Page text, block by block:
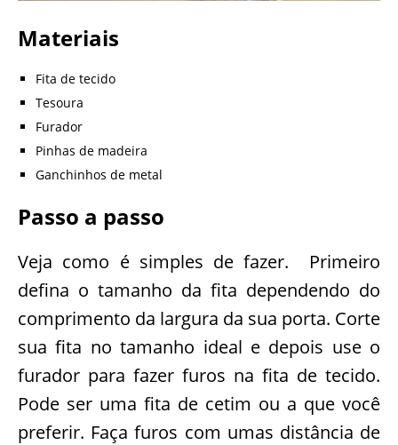
Materiais
Fita de tecido
Tesoura
Furador
Pinhas de madeira
Ganchinhos de metal
Passo a passo
Veja como é simples de fazer. Primeiro
defina o tamanho da fita dependendo do
comprimento da largura da sua porta. Corte
sua fita no tamanho ideal e depois use o
furador para fazer furos na fita de tecido.
Pode ser uma fita de cetim ou a que você
preferir. Faça furos com umas distância de